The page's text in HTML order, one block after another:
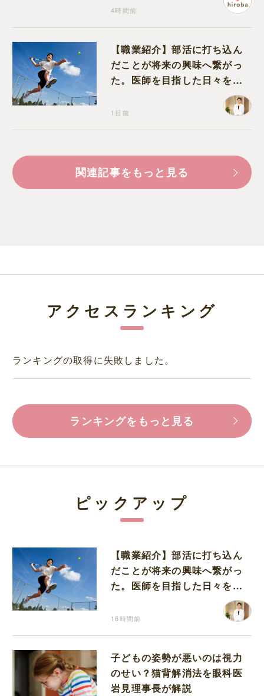
4時間前
【職業紹介】部活に打ち込ん
だことが将来の興味へ繋がっ
た。医師を目指した日々を振
1日前
関連記事をもっと見る
アクセスランキング
ランキングの取得に失敗しました。
ランキングをもっと見る
ピックアップ
【職業紹介】部活に打ち込ん
だことが将来の興味へ繋がっ
た。医師を目指した日々を振
16時間前
子どもの姿勢が悪いのは視力
のせい？猫背解消法を眼科医
岩見理事長が解説